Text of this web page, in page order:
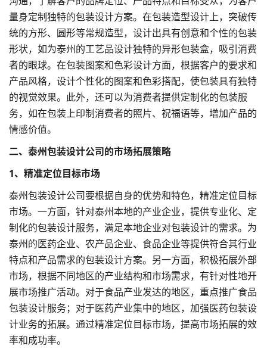
量身定制独特的包装设计方案。在包装造型设计上，突破传
统的方形、圆形等常规造型，设计出具有创意和个性的包装
形状，如为泰州的工艺品设计独特的异形包装盒，吸引消费
者的眼球。在包装图案和色彩设计方面，根据客户的要求和
产品风格，设计个性化的图案和色彩搭配，使包装具有独特
的视觉效果。此外，还可以为消费者提供定制化的包装服
务，如在包装上印制消费者的照片、祝福语等，增加产品的
情感价值。
二、泰州包装设计公司的市场拓展策略
1、精准定位目标市场
泰州包装设计公司要根据自身的优势和特色，精准定位目标
市场。一方面，针对泰州本地的产业企业，提供专业化、定
制化的包装设计服务，满足本地企业对包装设计的需求。为
泰州的医药企业、农产品企业、食品企业等提供符合其行业
特点和产品需求的包装设计方案。另一方面，积极拓展外部
市场，根据不同地区的产业结构和市场需求，有针对性地开
展市场推广活动。对于食品产业发达的地区，重点推广食品
包装设计服务；对于医药产业集中的地区，加强医药包装设
计业务的拓展。通过精准定位目标市场，提高市场拓展的效
率和成功率。